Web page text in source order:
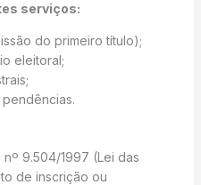
serviços:
do primeiro título);
eleitoral;
9.504/1997 (Lei das
de inscrição ou